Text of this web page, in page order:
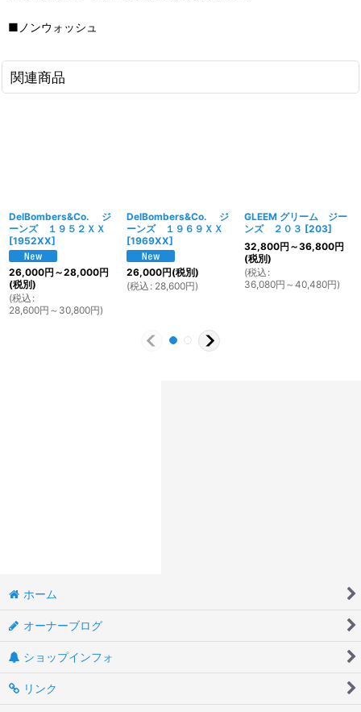
■ノンウォッシュ
関連商品
DelBombers&Co. ジ
ーンズ １９５２ＸＸ
[1952XX]
26,000円 ～28,000円
(税別)
(税込 :
28,600円 ～30,800円)
DelBombers&Co. ジ
ーンズ １９６９ＸＸ
[1969XX]
26,000円(税別)
(税込 : 28,600円)
GLEEM グリーム ジー
ンズ ２０３ [203]
32,800円 ～36,800円
(税別)
(税込 :
36,080円 ～40,480円)
ホーム
オーナーブログ
ショップインフォ
リンク